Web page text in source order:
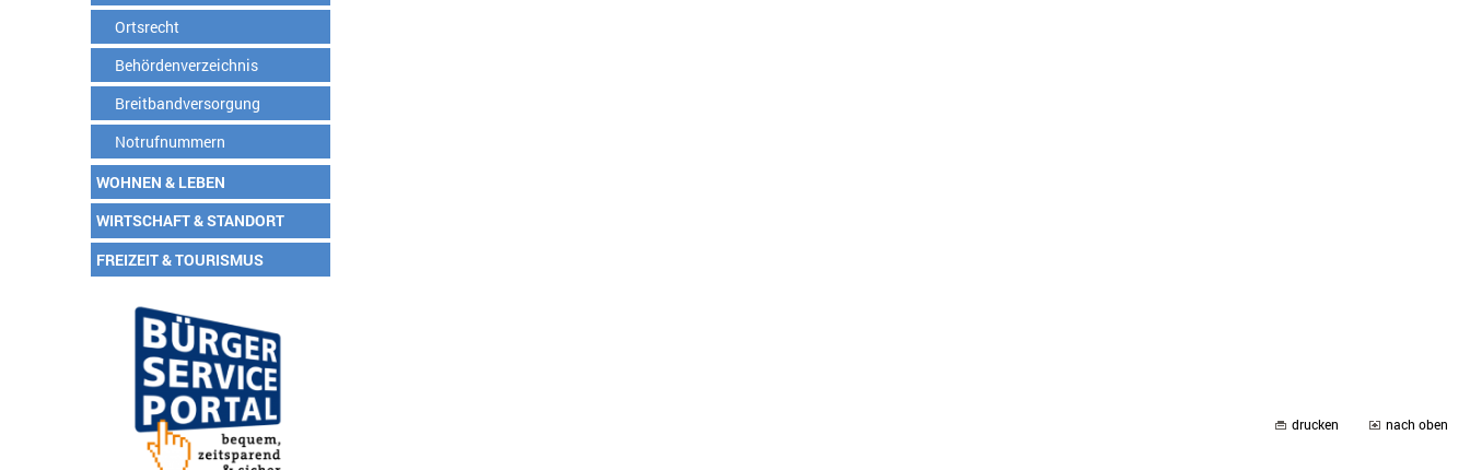
Ortsrecht
Behördenverzeichnis
Breitbandversorgung
Notrufnummern
WOHNEN & LEBEN
WIRTSCHAFT & STANDORT
FREIZEIT & TOURISMUS
drucken nach oben